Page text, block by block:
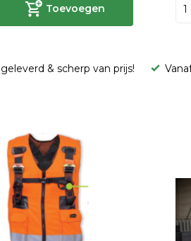
Toevoegen
& scherp van prijs!